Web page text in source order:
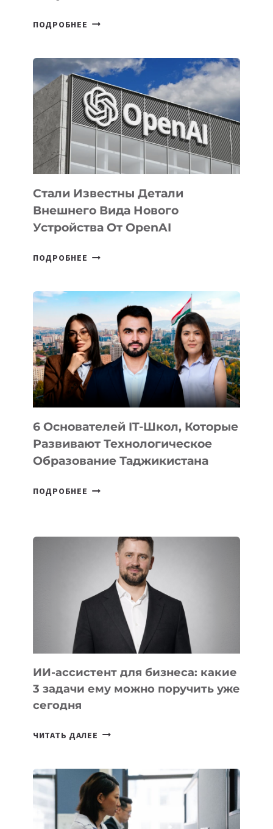
ПОДРОБНЕЕ В
ПРИОРИТЕТНЫЕ
ЗАДАЧИ
ПО
РАЗВИТИЮ
ЭКОСИСТЕМЫ
ИСКУССТВЕННОГО
ИНТЕЛЛЕКТА
Стали Известны Детали
Внешнего Вида Нового
Устройства От OpenAI
ПОДРОБНЕЕ СТАЛИ
ВНЕШНЕГО
ВИДА
НОВОГО
УСТРОЙСТВА
ОТ
OPENAI
6 Основателей IT-Школ, Которые
Развивают Технологическое
Образование Таджикистана
ПОДРОБНЕЕ
КОТОРЫЕ
РАЗВИВАЮТ
ТЕХНОЛОГИЧЕСКОЕ
ОБРАЗОВАНИЕ
ТАДЖИКИСТАНА
ИИ-ассистент для бизнеса: какие
3 задачи ему можно поручить уже
сегодня
ЧИТАТЬ ДАЛЕЕ ИИ-
БИЗНЕСА:
КАКИЕ
3
ЗАДАЧИ